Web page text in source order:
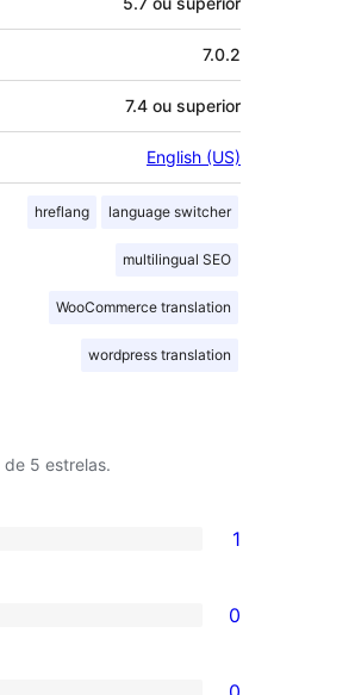
7.0.2
7.4 ou superior
English (US)
hreflang language switcher
multilingual SEO
WooCommerce translation
wordpress translation
de 5 estrelas.
1
0